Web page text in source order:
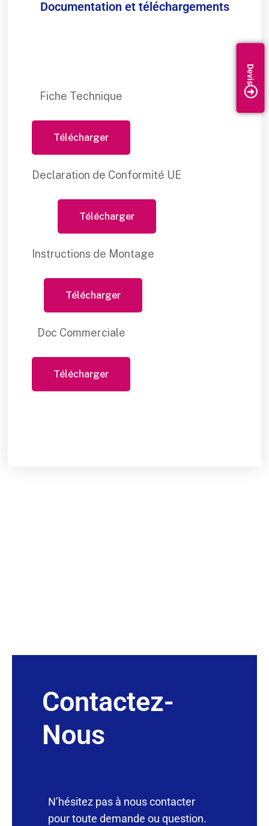
Documentation et téléchargements
Fiche Technique
Télécharger
Declaration de Conformité UE
Télécharger
Instructions de Montage
Télécharger
Doc Commerciale
Télécharger
Contactez-
Nous
N’hésitez pas à nous contacter
pour toute demande ou question.